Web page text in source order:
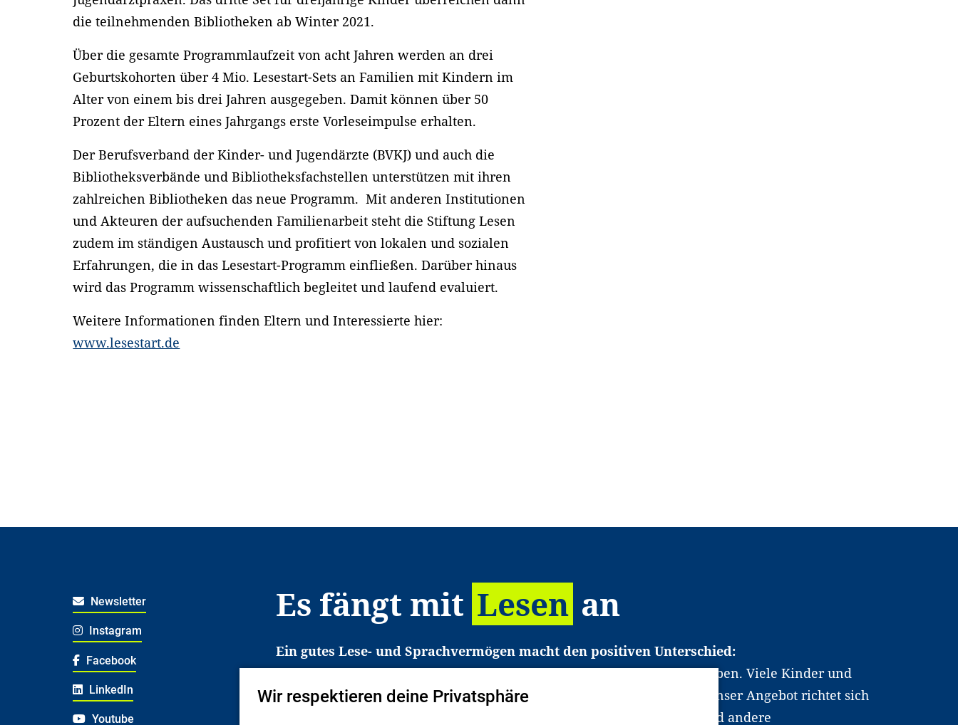
die teilnehmenden Bibliotheken ab Winter 2021.
Über die gesamte Programmlaufzeit von acht Jahren werden an drei
Geburtskohorten über 4 Mio. Lesestart-Sets an Familien mit Kindern im
Alter von einem bis drei Jahren ausgegeben. Damit können über 50
Prozent der Eltern eines Jahrgangs erste Vorleseimpulse erhalten.
Der Berufsverband der Kinder- und Jugendärzte (BVKJ) und auch die
Bibliotheksverbände und Bibliotheksfachstellen unterstützen mit ihren
zahlreichen Bibliotheken das neue Programm. Mit anderen Institutionen
und Akteuren der aufsuchenden Familienarbeit steht die Stiftung Lesen
zudem im ständigen Austausch und profitiert von lokalen und sozialen
Erfahrungen, die in das Lesestart-Programm einfließen. Darüber hinaus
wird das Programm wissenschaftlich begleitet und laufend evaluiert.
Weitere Informationen finden Eltern und Interessierte hier:
www.lesestart.de
Newsletter
Instagram
Facebook
LinkedIn
Youtube
Es fängt mit Lesen an
Ein gutes Lese- und Sprachvermögen macht den positiven Unterschied:
Es erleichtert den Zugang zu Bildung und einem erfolgreichen Berufsleben. Viele Kinder und
Jugendliche in Deutschland haben aber große Schwierigkeiten dabei. Unser Angebot richtet sich
deshalb gezielt an Familien sowie an Erzieher*innen, Lehrer*innen und andere
Wir respektieren deine Privatsphäre